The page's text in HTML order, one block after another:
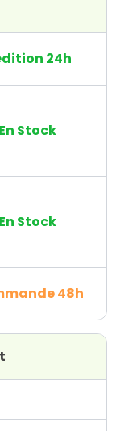
24h
En Stock
En Stock
48h